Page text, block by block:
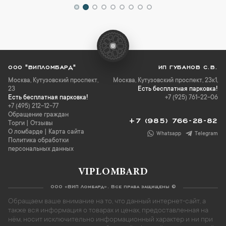
ООО "ВИПЛОМБАРД"
Москва, Кутузовский проспект,
23
Есть бесплатная парковка!
+7 (495) 212-12-77
Обращение граждан
Торги
Отзывы
О ломбарде
Карта сайта
Политика обработки
персональных данных
ИП ГУБАНОВ С.В.
Москва, Кутузовский проспект, 23к1,
Есть бесплатная парковка!
+7 (925) 761-22-06
+7 (985) 766-28-82
Whatsapp Telegram
VIPLOMBARD
ООО «ВИП Ломбард». Все права защищены ©
Обращаем ваше внимание на то, что данный интернет-сайт, а
также вся информация о товарах и ценах, предоставленная на
нём, носит исключительно информационный характер и ни при